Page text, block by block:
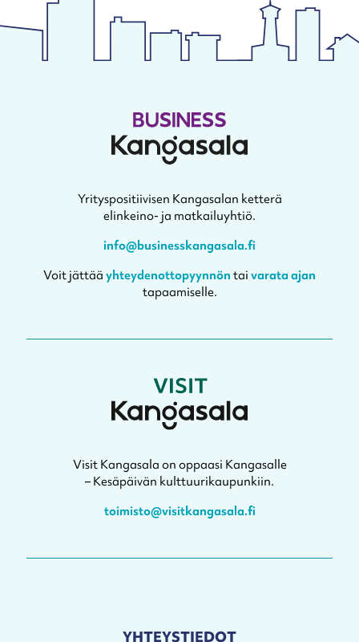
Yrityspositiivisen Kangasalan ketterä
elinkeino- ja matkailuyhtiö.
info@businesskangasala.fi
Voit jättääyhteydenottopyynnöntaivarata ajan
tapaamiselle.
Visit Kangasala on oppaasi Kangasalle
– Kesäpäivän kulttuurikaupunkiin.
toimisto@visitkangasala.fi
YHTEYSTIEDOT